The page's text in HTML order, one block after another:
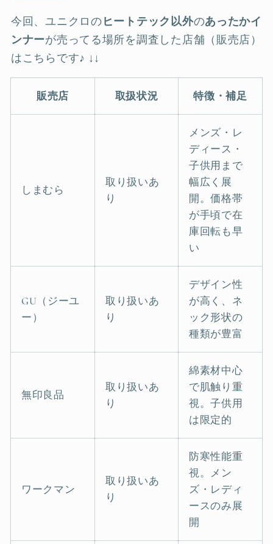
今回、ユニクロのヒートテック以外のあったかイ
ンナーが売ってる場所を調査した店舗（販売店）
はこちらです♪ ↓↓
販売店 取扱状況 特徴・補足
しまむら
取り扱いあ
り
メンズ・レ
ディース・
子供用まで
幅広く展
開。価格帯
が手頃で在
庫回転も早
い
GU（ジーユ
ー）
取り扱いあ
り
デザイン性
が高く、ネ
ック形状の
種類が豊富
無印良品
取り扱いあ
り
綿素材中心
で肌触り重
視。子供用
は限定的
ワークマン
取り扱いあ
り
防寒性能重
視。メン
ズ・レディ
ースのみ展
開